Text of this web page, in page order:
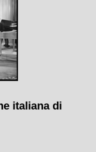
italiana di